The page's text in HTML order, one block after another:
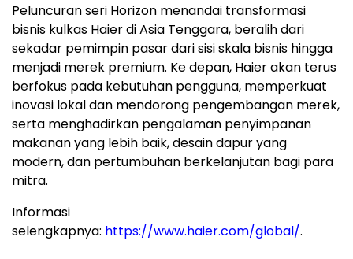
Peluncuran seri Horizon menandai transformasi
bisnis kulkas Haier di Asia Tenggara, beralih dari
sekadar pemimpin pasar dari sisi skala bisnis hingga
menjadi merek premium. Ke depan, Haier akan terus
berfokus pada kebutuhan pengguna, memperkuat
inovasi lokal dan mendorong pengembangan merek,
serta menghadirkan pengalaman penyimpanan
makanan yang lebih baik, desain dapur yang
modern, dan pertumbuhan berkelanjutan bagi para
mitra.
Informasi
selengkapnya: https://www.haier.com/global/.